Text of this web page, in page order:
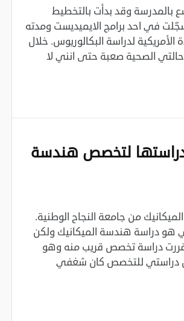
وقد بدأت بالتخطيط
في احد برامج الايميديست ومدته
لدراسة البكالوريوس. خلال
حالتي الصحية صعبة حتى انني لا
لتخصص هندسة
خريجة هندسة الميكانيك من جامعة النجاح الوطنية.
هو دراسة هندسة الميكانيك ولكن
دراسة تخصص قريب منه وهو
دراستي للتخصص كان شغفي